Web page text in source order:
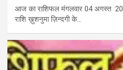
आज का राशिफल मंगलवार 04 अगस्त
राशि ख़ुशनुमा ज़िन्दगी के…